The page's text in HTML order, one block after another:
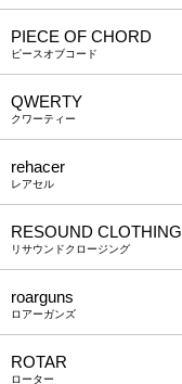
PIECE OF CHORD
ピースオブコード
QWERTY
クワーティー
rehacer
レアセル
RESOUND CLOTHING
リサウンドクロージング
roarguns
ロアーガンズ
ROTAR
ローター